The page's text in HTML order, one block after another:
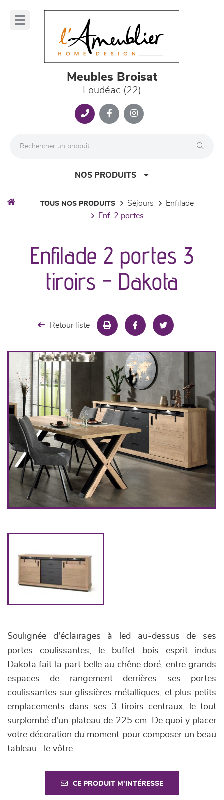
Meubles Broisat
Loudéac (22)
NOS PRODUITS
séjours
meubles de complément
décoration
TOUS NOS PRODUITS séjours
enfilade
enf. 2 portes
Enfilade 2 portes 3
tiroirs - Dakota
Retour liste
Soulignée d'éclairages à led au-dessus de ses
portes coulissantes, le buffet bois esprit indus
Dakota fait la part belle au chêne doré, entre grands
espaces de rangement derrières ses portes
coulissantes sur glissières métalliques, et plus petits
emplacements dans ses 3 tiroirs centraux, le tout
surplombé d'un plateau de 225 cm. De quoi y placer
votre décoration du moment pour composer un beau
tableau : le vôtre.
CE PRODUIT M'INTÉRESSE